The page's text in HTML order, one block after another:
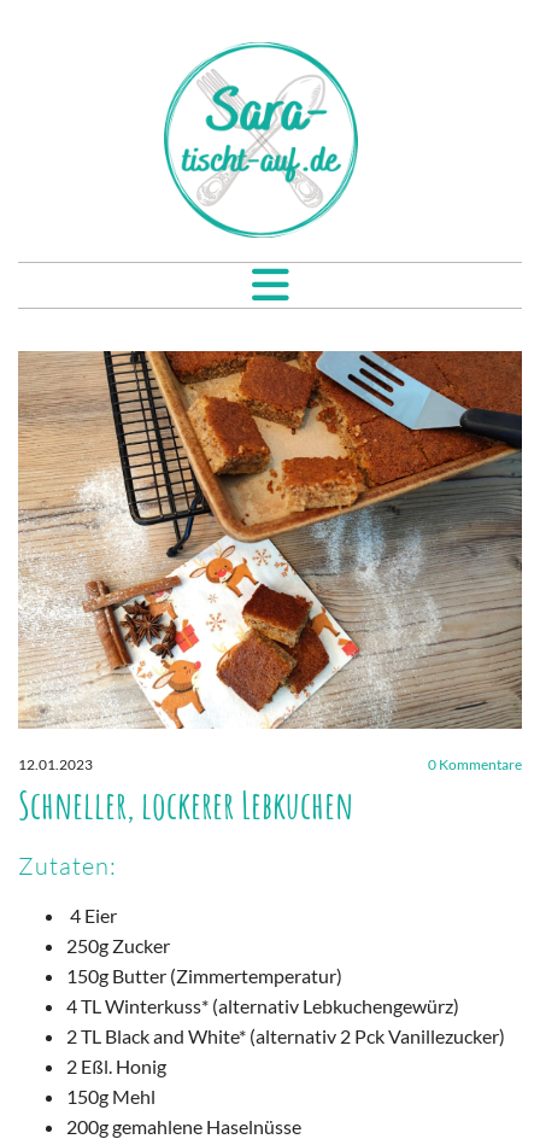
12.01.2023 0 Kommentare
Schneller, lockerer Lebkuchen
Zutaten:
4 Eier
250g Zucker
150g Butter (Zimmertemperatur)
4 TL Winterkuss* (alternativ Lebkuchengewürz)
2 TL Black and White* (alternativ 2 Pck Vanillezucker)
2 Eßl. Honig
150g Mehl
200g gemahlene Haselnüsse